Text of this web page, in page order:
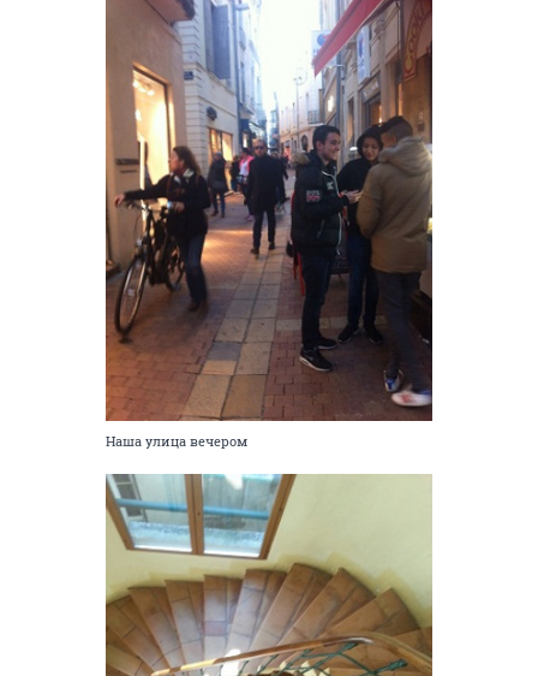
Наша улица вечером